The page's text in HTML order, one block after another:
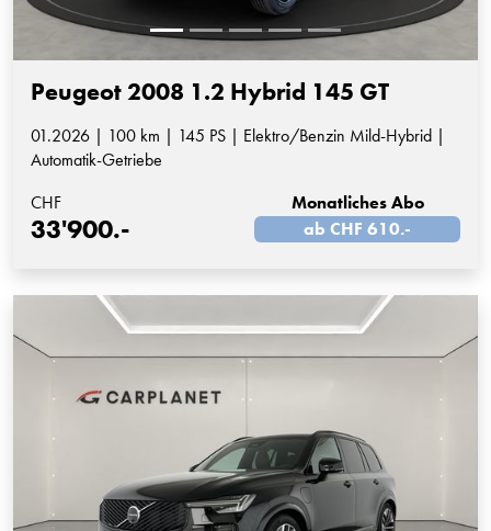
Peugeot 2008 1.2 Hybrid 145 GT
01.2026 | 100 km | 145 PS | Elektro/Benzin Mild-Hybrid |
Automatik-Getriebe
CHF
33'900.-
Monatliches Abo
ab CHF 610.-